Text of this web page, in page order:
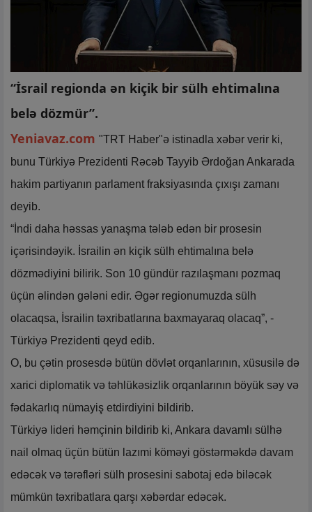
“İsrail regionda ən kiçik bir sülh ehtimalına
belə dözmür”.
Yeniavaz.com "TRT Haber"ə istinadla xəbər verir ki,
bunu Türkiyə Prezidenti Rəcəb Tayyib Ərdoğan Ankarada
hakim partiyanın parlament fraksiyasında çıxışı zamanı
deyib.
“İndi daha həssas yanaşma tələb edən bir prosesin
içərisindəyik. İsrailin ən kiçik sülh ehtimalına belə
dözmədiyini bilirik. Son 10 gündür razılaşmanı pozmaq
üçün əlindən gələni edir. Əgər regionumuzda sülh
olacaqsa, İsrailin təxribatlarına baxmayaraq olacaq”, -
Türkiyə Prezidenti qeyd edib.
O, bu çətin prosesdə bütün dövlət orqanlarının, xüsusilə də
xarici diplomatik və təhlükəsizlik orqanlarının böyük səy və
fədakarlıq nümayiş etdirdiyini bildirib.
Türkiyə lideri həmçinin bildirib ki, Ankara davamlı sülhə
nail olmaq üçün bütün lazımi köməyi göstərməkdə davam
edəcək və tərəfləri sülh prosesini sabotaj edə biləcək
mümkün təxribatlara qarşı xəbərdar edəcək.